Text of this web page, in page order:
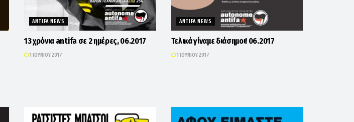
ANTIFA NEWS
13 χρόνια antifa σε 2 ημέρες, 06.2017
1 ΙΟΥΝΊΟΥ 2017
ANTIFA NEWS
Τελικά γίναμε διάσημοι! 06.2017
1 ΙΟΥΝΊΟΥ 2017